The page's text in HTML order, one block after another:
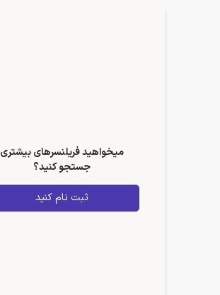
میخواهید فریلنسرهای بیشتری
جستجو کنید؟
ثبت نام کنید